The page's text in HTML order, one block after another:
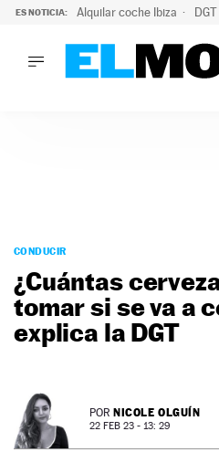
ES NOTICIA: Alquilar coche Ibiza
PODCAST
MOTOS
TECNOLOGÍA
SUPERCOCHES
MOTORTV
SERVICIOS
NEWSLETTER
CONDUCIR
¿Cuántas
tomar si se va a
explica la DGT
POR NICOLE OLGUÍN
22 FEB 23 - 13: 29